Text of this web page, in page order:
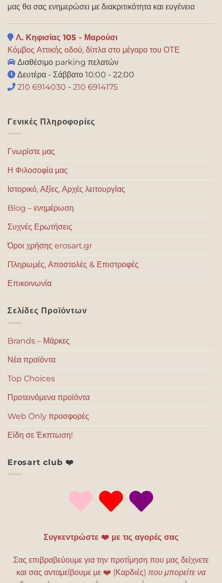
μας θα σας ενημερώσει με διακριτικότητα και ευγένεια
Λ. Κηφισίας 105 - Μαρούσι
Κόμβος Αττικής οδού, δίπλα στο μέγαρο του ΟΤΕ
Διαθέσιμο parking πελατών
Δευτέρα - Σάββατο 10:00 - 22:00
210 6914030 - 210 6914175
Γενικές Πληροφορίες
Γνωρίστε μας
Η Φιλοσοφία μας
Ιστορικό, Αξίες, Αρχές λειτουργίας
Blog – ενημέρωση
Συχνές Ερωτήσεις
Όροι χρήσης erosart.gr
Πληρωμές, Αποστολές & Επιστροφές
Επικοινωνία
Σελίδες Προϊόντων
Brands – Μάρκες
Νέα προϊόντα
Top Choices
Προτεινόμενα προϊόντα
Web Only προσφορές
Είδη σε Έκπτωση!
Erosart club ❤️
Συγκεντρώστε ❤️ με τις αγορές σας
Σας επιβραβεύουμε για την προτίμηση που μας δείχνετε
και σας ανταμείβουμε με ❤️ (Καρδιές) που μπορείτε να